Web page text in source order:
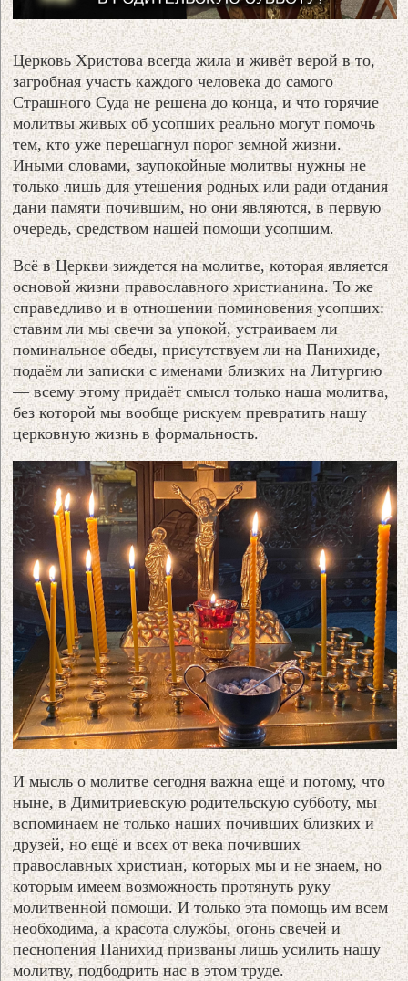
Церковь Христова всегда жила и живёт верой в то,
загробная участь каждого человека до самого
Страшного Суда не решена до конца, и что горячие
молитвы живых об усопших реально могут помочь
тем, кто уже перешагнул порог земной жизни.
Иными словами, заупокойные молитвы нужны не
только лишь для утешения родных или ради отдания
дани памяти почившим, но они являются, в первую
очередь, средством нашей помощи усопшим.
Всё в Церкви зиждется на молитве, которая является
основой жизни православного христианина. То же
справедливо и в отношении поминовения усопших:
ставим ли мы свечи за упокой, устраиваем ли
поминальное обеды, присутствуем ли на Панихиде,
подаём ли записки с именами близких на Литургию
— всему этому придаёт смысл только наша молитва,
без которой мы вообще рискуем превратить нашу
церковную жизнь в формальность.
И мысль о молитве сегодня важна ещё и потому, что
ныне, в Димитриевскую родительскую субботу, мы
вспоминаем не только наших почивших близких и
друзей, но ещё и всех от века почивших
православных христиан, которых мы и не знаем, но
которым имеем возможность протянуть руку
молитвенной помощи. И только эта помощь им всем
необходима, а красота службы, огонь свечей и
песнопения Панихид призваны лишь усилить нашу
молитву, подбодрить нас в этом труде.